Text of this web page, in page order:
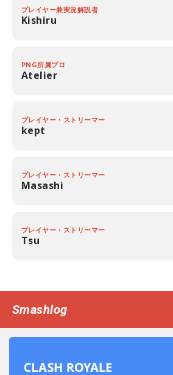
プレイヤー兼実況解説者
Kishiru
PNG所属プロ
Atelier
プレイヤー・ストリーマー
kept
プレイヤー・ストリーマー
Masashi
プレイヤー・ストリーマー
Tsu
Smashlog